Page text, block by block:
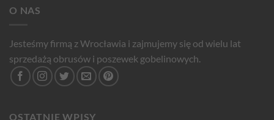
O NAS
Jesteśmy firmą z Wrocławia i zajmujemy się od wielu lat
sprzedażą obrusów i poszewek gobelinowych.
OSTATNIE WPISY